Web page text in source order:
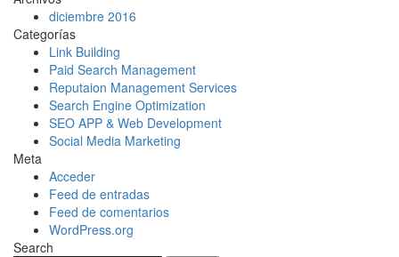
diciembre 2016
Categorías
Link Building
Paid Search Management
Reputaion Management Services
Search Engine Optimization
SEO APP & Web Development
Social Media Marketing
Meta
Acceder
Feed de entradas
Feed de comentarios
WordPress.org
Search